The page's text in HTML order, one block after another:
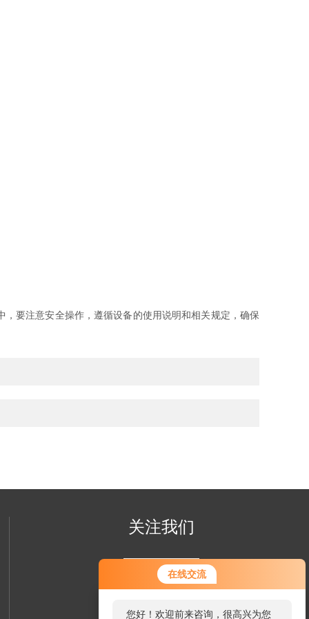
在线交流
您好！欢迎前来咨询，很高兴为您
要注意安全操作，遵循设备的使用说明和相关规定，确保
关注我们